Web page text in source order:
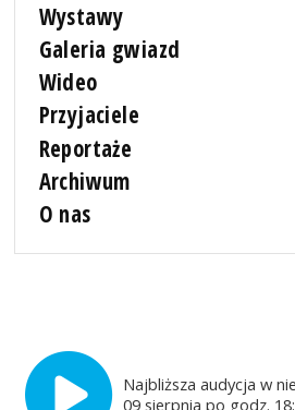
Wystawy
Galeria gwiazd
Wideo
Przyjaciele
Reportaże
Archiwum
O nas
Najbliższa audycja w
09 sierpnia po godz.